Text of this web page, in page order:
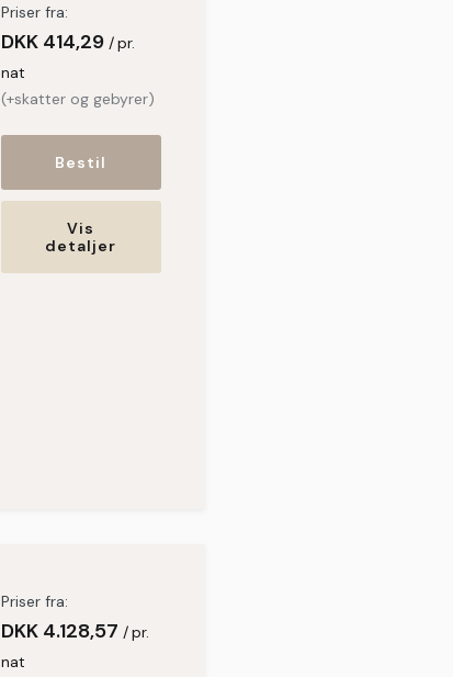
Priser fra:
DKK414,29
pr.
nat
(+skatter og gebyrer)
Bestil
Vis
detaljer
Priser fra:
DKK4.128,57
pr.
nat